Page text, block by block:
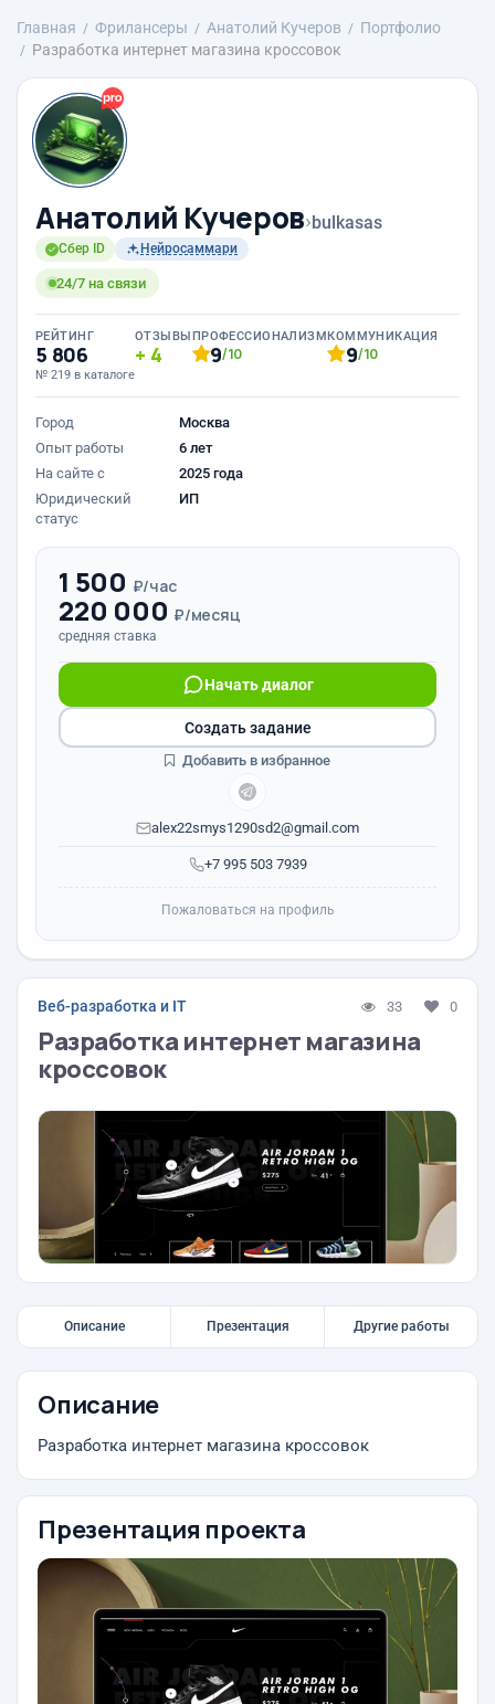
Главная Фрилансеры Анатолий Кучеров
Портфолио
Разработка интернет магазина кроссовок
Анатолий Кучеров›bulkasas
Сбер ID Нейросаммари
24/7 на связи
РЕЙТИНГ
5 806
№ 219 в каталоге
ОТЗЫВЫ
4
ПРОФЕССИОНАЛИЗМ
9/10
КОММУНИКАЦИЯ
9/10
Город
Москва
Опыт работы
6 лет
На сайте с
2025 года
Юридический
статус
ИП
1 500 ₽/час
220 000 ₽/месяц
средняя ставка
+7 995 503 7939
Начать диалог
alex22smys1290sd2@gmail.com
Создать задание
Добавить в избранное
Пожаловаться на профиль
Веб-разработка и IT 33 0
Разработка интернет магазина
кроссовок
Описание Презентация Другие работы
Описание
Разработка интернет магазина кроссовок
Презентация проекта